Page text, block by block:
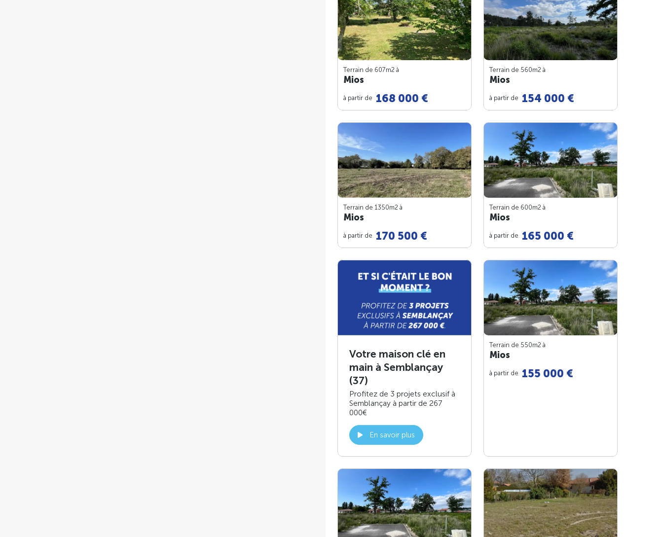
Terrain de 607m2 à
Mios
à partir de 168 000 €
Terrain de 560m2 à
Mios
à partir de 154 000 €
Terrain de 1350m2 à
Mios
à partir de 170 500 €
Terrain de 600m2 à
Mios
à partir de 165 000 €
Votre maison clé en
main à Semblançay
(37)
Profitez de 3 projets exclusif à
Semblançay à partir de 267
000€
En savoir plus
Terrain de 550m2 à
Mios
à partir de 155 000 €